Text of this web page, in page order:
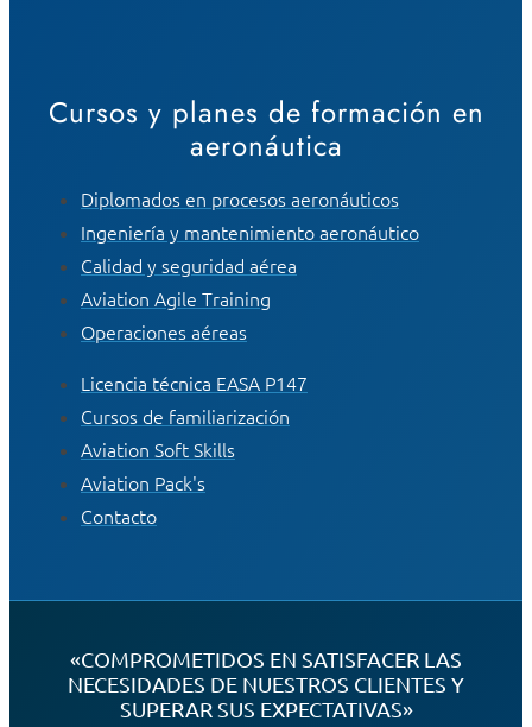
Cursos y planes de formación en
aeronáutica
Diplomados en procesos aeronáuticos
Ingeniería y mantenimiento aeronáutico
Calidad y seguridad aérea
Aviation Agile Training
Operaciones aéreas
Licencia técnica EASA P147
Cursos de familiarización
Aviation Soft Skills
Aviation Pack's
Contacto
«COMPROMETIDOS EN SATISFACER LAS
NECESIDADES DE NUESTROS CLIENTES Y
SUPERAR SUS EXPECTATIVAS»